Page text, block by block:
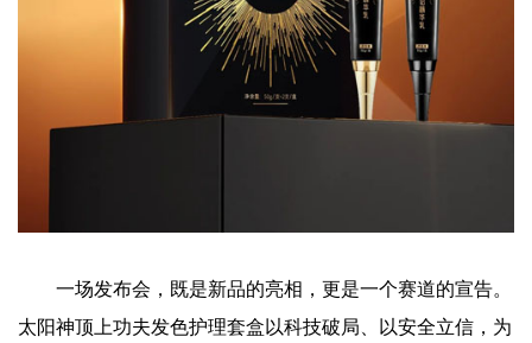
一场发布会，既是新品的亮相，更是一个赛道的宣告。
太阳神顶上功夫发色护理套盒以科技破局、以安全立信，为